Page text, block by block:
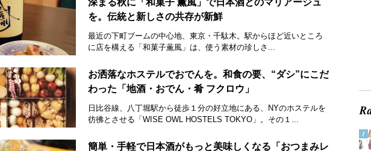
深まる秋に「和菓子 薫風」で日本酒とのマリアージュ
を。伝統と新しさの共存が新鮮
最近の下町ブームの中心地、東京・千駄木。駅からほど近いところ
に店を構える「和菓子薫風」は、使う素材の珍しさ...
お洒落なホステルでおでんを。和食の要、“ダシ”にこだ
わった「地酒・おでん・肴 フクロウ」
日比谷線、八丁堀駅から徒歩１分の好立地にある、NYのホステルを
彷彿とさせる「WISE OWL HOSTELS TOKYO」。その１...
簡単・手軽で日本酒がもっと美味しくなる「おつまみレ